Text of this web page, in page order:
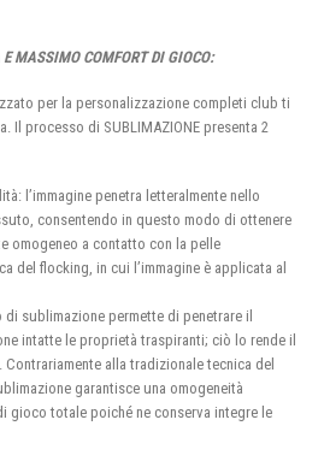
MASSIMO COMFORT DI GIOCO:
per la personalizzazione completi club ti
Il processo di SUBLIMAZIONE presenta 2
l’immagine penetra letteralmente nello
consentendo in questo modo di ottenere
omogeneo a contatto con la pelle
del flocking, in cui l’immagine è applicata al
sublimazione permette di penetrare il
intatte le proprietà traspiranti; ciò lo rende il
alla tradizionale tecnica del
garantisce una omogeneità
gioco totale poiché ne conserva integre le